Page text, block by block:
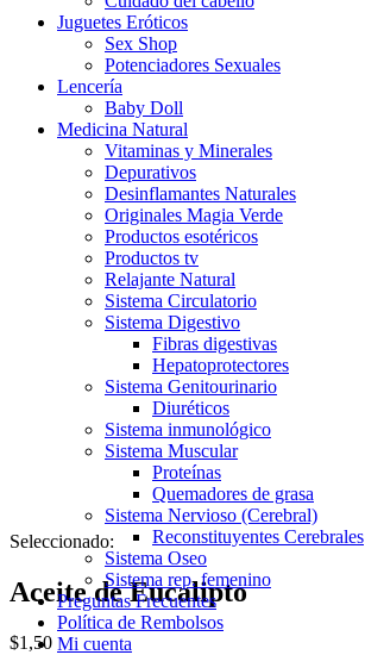
Juguetes Eróticos
Sex Shop
Potenciadores Sexuales
Lencería
Baby Doll
Medicina Natural
Vitaminas y Minerales
Depurativos
Desinflamantes Naturales
Originales Magia Verde
Productos esotéricos
Productos tv
Relajante Natural
Sistema Circulatorio
Sistema Digestivo
Fibras digestivas
Hepatoprotectores
Sistema Genitourinario
Diuréticos
Sistema inmunológico
Sistema Muscular
Proteínas
Quemadores de grasa
Sistema Nervioso (Cerebral)
Reconstituyentes Cerebrales
Sistema Oseo
Sistema rep. femenino
Preguntas Frecuentes
Política de Rembolsos
Mi cuenta
Seleccionado:
Aceite de Eucalipto
$1,50